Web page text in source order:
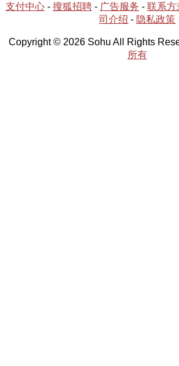
支付中心 - 搜狐招聘 - 广告服务 - 联系方
司介绍 - 隐私政策
Copyright © 2026 Sohu All Rights
所有